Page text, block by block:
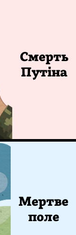
Смерть
Путіна
Мертве
поле